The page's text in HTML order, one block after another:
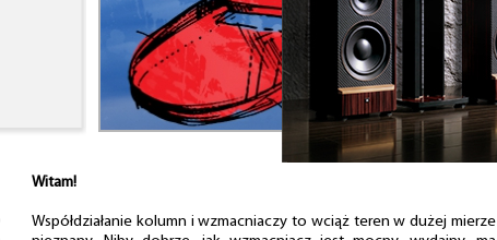
Witam!
Współdziałanie kolumn i wzmacniaczy to wciąż teren w dużej mierze